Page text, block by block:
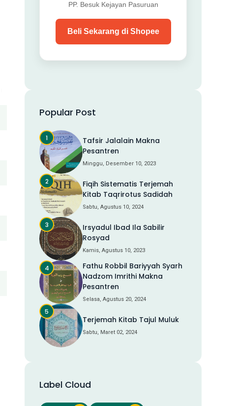
PP. Besuk Kejayan Pasuruan
Beli Sekarang di Shopee
Popular Post
Tafsir Jalalain Makna
Pesantren
Minggu, Desember 10, 2023
Fiqih Sistematis Terjemah
Kitab Taqrirotus Sadidah
Sabtu, Agustus 10, 2024
Irsyadul Ibad Ila Sabilir
Rosyad
Kamis, Agustus 10, 2023
Fathu Robbil Bariyyah Syarh
Nadzom Imrithi Makna
Pesantren
Selasa, Agustus 20, 2024
Terjemah Kitab Tajul Muluk
Sabtu, Maret 02, 2024
Label Cloud